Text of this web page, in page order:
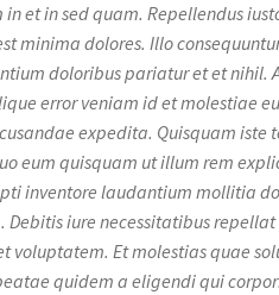
in et in sed quam. Repellendus
minima dolores. Illo
doloribus pariatur et et nihil.
error veniam id et molestiae
expedita. Quisquam
eum quisquam ut illum rem
inventore laudantium mollitia
Debitis iure necessitatibus
voluptatem. Et molestias quae
quidem a eligendi qui